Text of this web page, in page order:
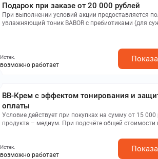
Подарок при заказе от 20 000 рублей
При выполнении условий акции предоставляется
увлажняющий тоник BABOR с пребиотиками (для
акции не задействованы. Подарки доступны, пока
Истек,
возможно работает
BB-Крем с эффектом тонирования и
оплаты
Условие действует при покупках на сумму от 15 000
продукта – медиум. При подсчёте общей
Истек,
возможно работает